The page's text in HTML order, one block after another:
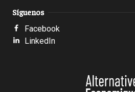
Síguenos
Facebook
LinkedIn